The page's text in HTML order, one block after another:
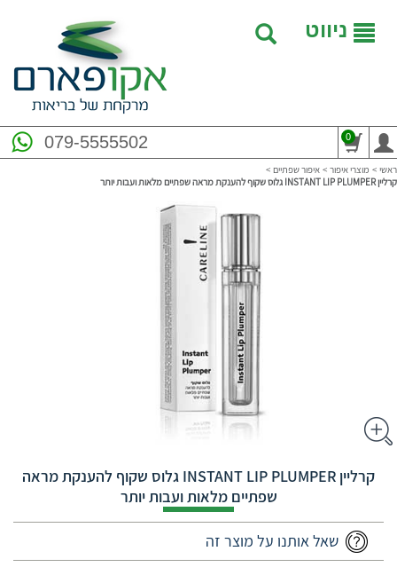
ניווט
079-5555502 0
ראשי > מוצרי איפור > איפור שפתיים >
קרליין INSTANT LIP PLUMPER גלוס שקוף להענקת מראה שפתיים מלאות ועבות יותר
קרליין INSTANT LIP PLUMPER גלוס שקוף להענקת מראה
שפתיים מלאות ועבות יותר
שאל אותנו על מוצר זה